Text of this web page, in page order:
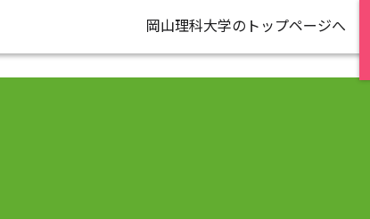
岡山理科大学のトップページへ